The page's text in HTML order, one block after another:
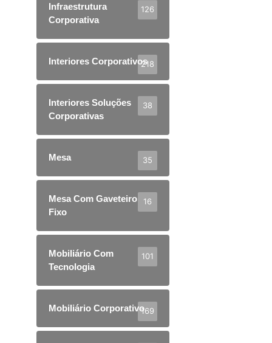
Infraestrutura
Corporativa
126
Interiores Corporativos218
Interiores Soluções
Corporativas
38
Mesa 35
Mesa Com Gaveteiro
Fixo
16
Mobiliário Com
Tecnologia
101
Mobiliário Corporativo169